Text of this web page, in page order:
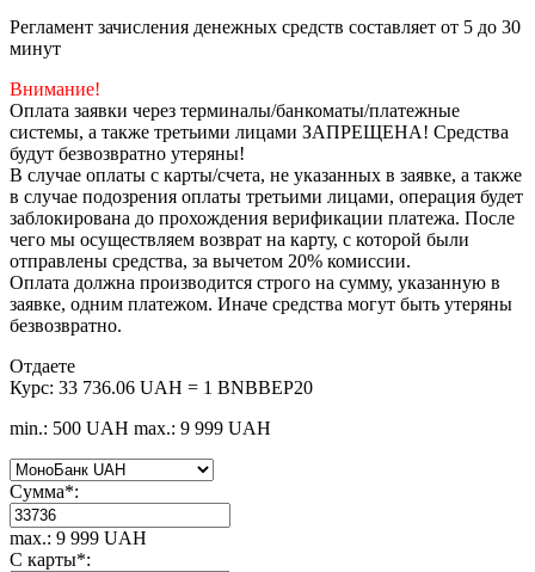
Регламент зачисления денежных средств составляет от 5 до 30
минут
Внимание!
Оплата заявки через терминалы/банкоматы/платежные
системы, а также третьими лицами ЗАПРЕЩЕНА! Средства
будут безвозвратно утеряны!
В случае оплаты с карты/счета, не указанных в заявке, а также
в случае подозрения оплаты третьими лицами, операция будет
заблокирована до прохождения верификации платежа. После
чего мы осуществляем возврат на карту, с которой были
отправлены средства, за вычетом 20% комиссии.
Оплата должна производится строго на сумму, указанную в
заявке, одним платежом. Иначе средства могут быть утеряны
безвозвратно.
Отдаете
Курс: 33 736.06 UAH = 1 BNBBEP20
min.: 500 UAH max.: 9 999 UAH
Сумма*:
max.: 9 999 UAH
С карты*: